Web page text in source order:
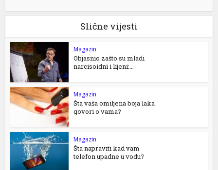
Slične vijesti
Magazin
Objasnio zašto su mladi
narcisoidni i lijeni:...
Magazin
Šta vaša omiljena boja laka
govori o vama?
Magazin
Šta napraviti kad vam
telefon upadne u vodu?